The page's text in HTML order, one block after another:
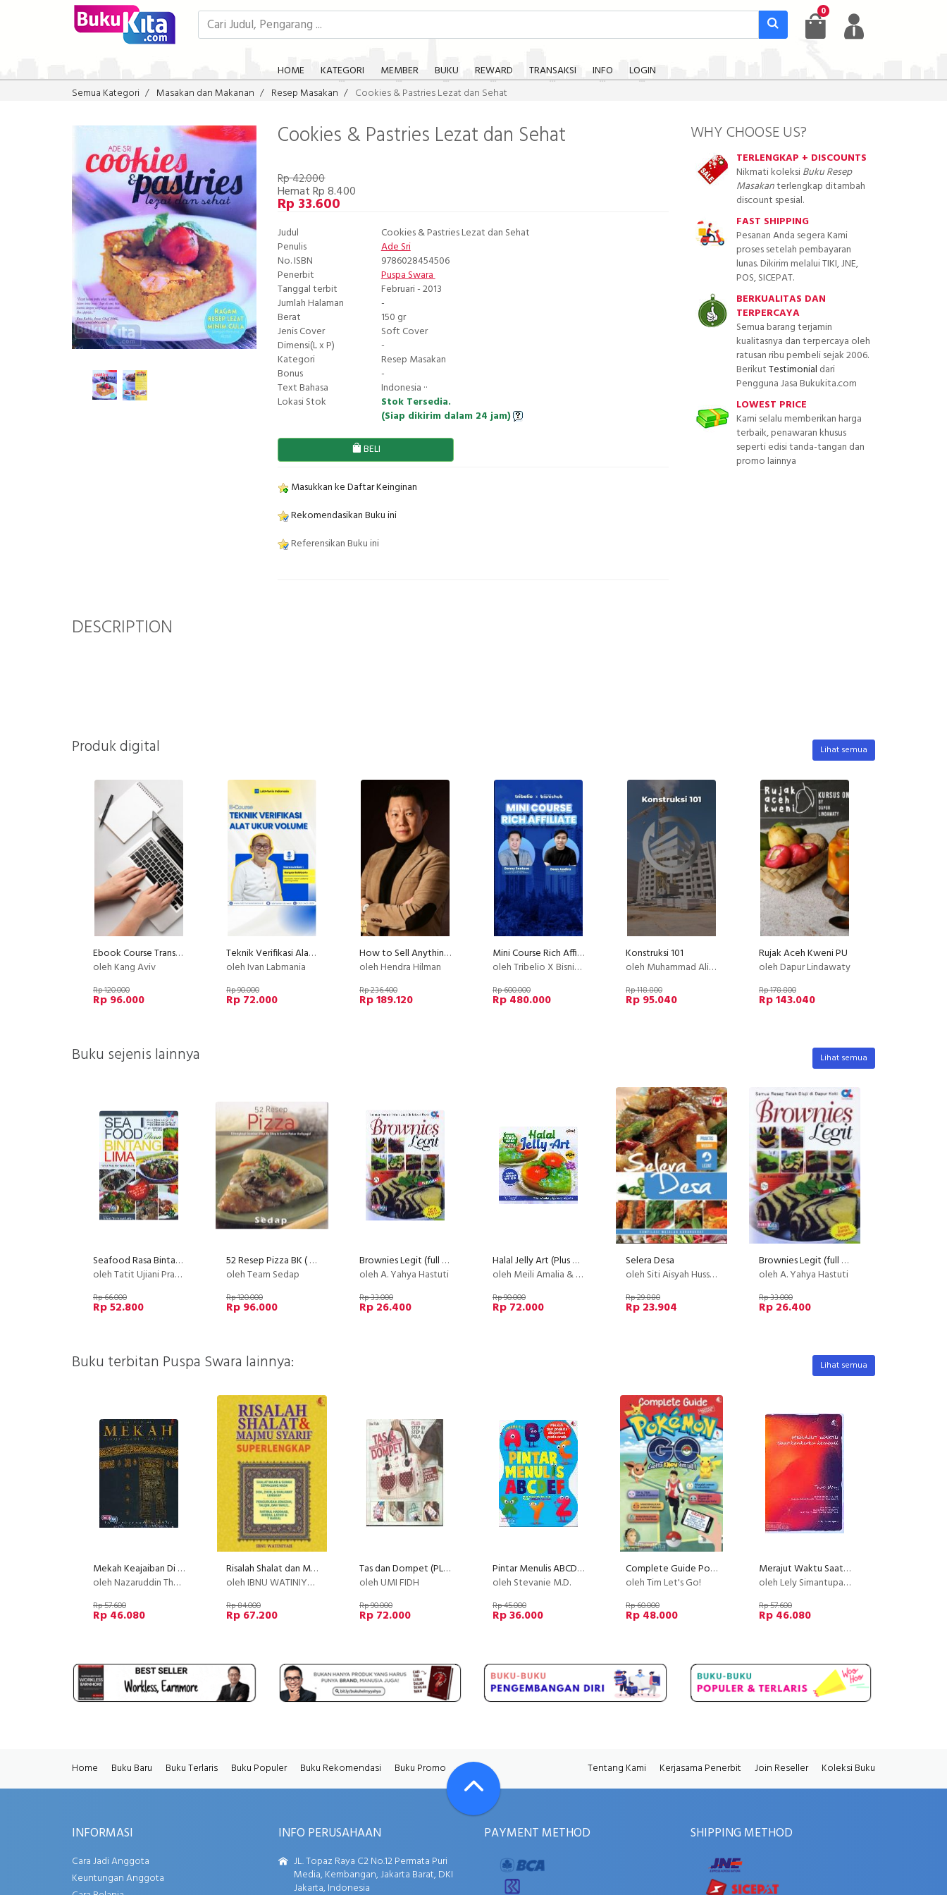
0
HOME KATEGORI MEMBER BUKU REWARD TRANSAKSI INFO
LOGIN
Semua Kategori
Masakan dan Makanan Resep Masakan Cookies & Pastries Lezat dan Sehat
Cookies & Pastries Lezat dan Sehat
Rp 42.000
Hemat Rp 8.400
Rp 33.600
Judul
Cookies & Pastries Lezat dan Sehat
Penulis
Ade Sri
No. ISBN
9786028454506
Penerbit
Puspa Swara
Tanggal terbit
Februari - 2013
Jumlah Halaman
-
Berat
150 gr
Jenis Cover
Soft Cover
Dimensi(L x P)
-
Kategori
Resep Masakan
Bonus
-
Text Bahasa
Indonesia ··
Lokasi Stok
Stok Tersedia.
(Siap dikirim dalam 24 jam)
BELI
Masukkan ke Daftar Keinginan
Rekomendasikan Buku ini
Referensikan Buku ini
DESCRIPTION
WHY CHOOSE US?
TERLENGKAP + DISCOUNTS
Nikmati koleksiBuku Resep
Masakanterlengkap ditambah
discount spesial.
FAST SHIPPING
Pesanan Anda segera Kami
proses setelah pembayaran
lunas. Dikirim melalui TIKI, JNE,
POS, SICEPAT.
BERKUALITAS DAN
TERPERCAYA
Semua barang terjamin
kualitasnya dan terpercaya oleh
ratusan ribu pembeli sejak 2006.
BerikutTestimonial dari
Pengguna Jasa Bukukita.com
LOWEST PRICE
Kami selalu memberikan harga
terbaik, penawaran khusus
seperti edisi tanda-tangan dan
promo lainnya
Produk digital Lihat semua
Ebook Course Transformer
oleh Kang Aviv
Rp 120.000
Rp 96.000
Teknik Verifikasi Alat Ukur Volume
oleh Ivan Labmania
Rp 90.000
Rp 72.000
How to Sell Anything, Anytime, Anywhere to Anyone (PLATINUM)
oleh Hendra Hilman
Rp 236.400
Rp 189.120
Mini Course Rich Affiliate
oleh Tribelio X Bisnishub
Rp 600.000
Rp 480.000
Konstruksi 101
oleh Muhammad Ali Akbar
Rp 118.800
Rp 95.040
Rujak Aceh Kweni PU
oleh Dapur Lindawaty
Rp 178.800
Rp 143.040
Buku sejenis lainnya Lihat semua
Seafood Rasa Bintang Lima
oleh Tatit Ujiani Prasetyaningsih/Eva Luthfiany
Rp 66.000
Rp 52.800
52 Resep Pizza BK ( Full Color )
oleh Team Sedap
Rp 120.000
Rp 96.000
Brownies Legit (full color)
oleh A. Yahya Hastuti
Rp 33.000
Rp 26.400
Halal Jelly Art (Plus DVD)
oleh Meili Amalia & Shamsiar Agustin
Rp 90.000
Rp 72.000
Selera Desa
oleh Siti Aisyah Hussain
Rp 29.880
Rp 23.904
Brownies Legit (full color) (BK)
oleh A. Yahya Hastuti
Rp 33.000
Rp 26.400
Buku terbitan Puspa Swara lainnya: Lihat semua
Mekah Keajaiban Di Tanah Suci
oleh Nazaruddin Thamrin
Rp 57.600
Rp 46.080
Risalah Shalat dan Majmu Syarir Superlengkap
oleh IBNU WATINIYAH
Rp 84.000
Rp 67.200
Tas dan Dompet (PLUS: STEP BY STEP & POLA)
oleh UMI FIDH
Rp 90.000
Rp 72.000
Pintar Menulis ABCDEF Berdasarkan Metode yang Disempurnakan
oleh Stevanie M.D.
Rp 45.000
Rp 36.000
Complete Guide Pokemon Go [UNOFFICIAL VERSION]
oleh Tim Let's Go!
Rp 60.000
Rp 48.000
Merajut Waktu Saat Kankerku Kembali
oleh Lely Simantupang
Rp 57.600
Rp 46.080
Home Buku Baru Buku Terlaris Buku Populer Buku Rekomendasi Buku Promo Tentang Kami Kerjasama Penerbit Join Reseller Koleksi Buku
INFORMASI
Cara Jadi Anggota
Keuntungan Anggota
INFO PERUSAHAAN
JL. Topaz Raya C2 No.12 Permata Puri
Media, Kembangan, Jakarta Barat, DKI
Jakarta, Indonesia
PAYMENT METHOD SHIPPING METHOD